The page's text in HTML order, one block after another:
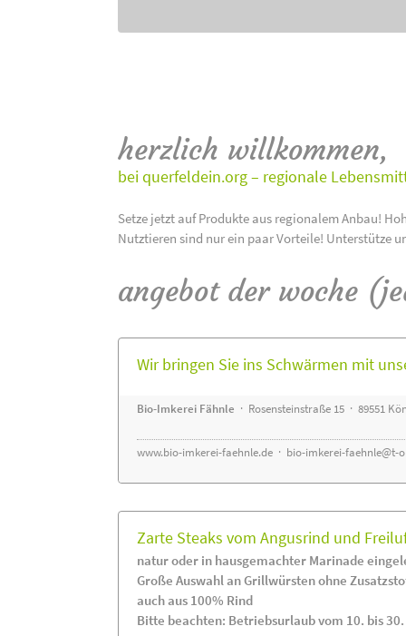
herzlich willkommen,
bei querfeldein.org – regionale
Setze jetzt auf Produkte aus regionalem Anbau!
Nutztieren sind nur ein paar Vorteile! Unterstütze
angebot der woche
Wir bringen Sie ins Schwärmen mit
Bio-Imkerei Fähnle · Rosensteinstraße 15 · 89551
www.bio-imkerei-faehnle.de · bio-imkerei-faehnle@t-
Zarte Steaks vom Angusrind und
natur oder in hausgemachter Marinade
Große Auswahl an Grillwürsten ohne
auch aus 100% Rind
Bitte beachten: Betriebsurlaub vom 10. bis